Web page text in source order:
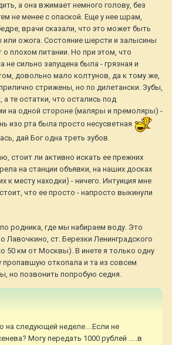
а она вжимает немного голову, без
не менее с опаской. Еще у нее шрам,
врачи сказали, что это может быть
ожога. Состояние шерсти и залысины
о плохом питании. Но при этом, что
не сильно запущена была - грязная и
довольно мало колтунов, да к тому же,
стрижены, но по дилетански. Зубы,
а те остатки, что остались под
на одной стороне (маляры и премоляры) -
изо рта была просто несусветная
дай Бог одна треть зубов.
стоит ли активно искать ее прежних
на станции объявки, на наших досках
к месту находки) - ничего. Интуиция мне
что ее просто - напросто выкинули
родника, где мы набираем воду. Это
Лавочкино, ст. Березки Ленинградского
50 км от Москвы). В инете я только одну
пропавшую откопала и та из совсем
но позвонить попробую седня.
на следующей неделе....Если не
Могу передать 1000 рублей .....в